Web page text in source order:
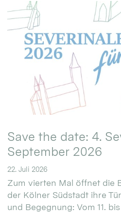
Save the date: 4.
September 2026
22. Juli 2026
Zum vierten Mal öffnet die
der Kölner Südstadt ihre
und Begegnung: Vom 11.